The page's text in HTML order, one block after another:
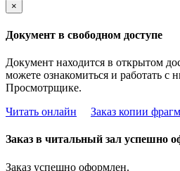
×
Документ в свободном доступе
Документ находится в открытом
можете ознакомиться и работать с
Просмотрщике.
Читать онлайн
Заказ копии
Заказ в читальный зал успешно
Заказ успешно оформлен.